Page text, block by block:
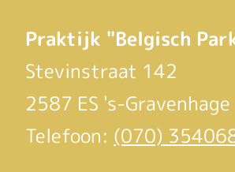
Praktijk "Belgisch
Stevinstraat 142
2587 ES 's-Gravenhage
Telefoon: (070)